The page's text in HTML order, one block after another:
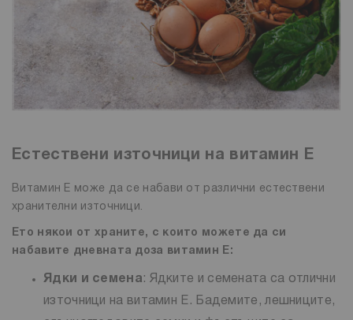
Естествени източници на витамин Е
Витамин Е може да се набави от различни естествени
хранителни източници.
Ето някои от храните, с които можете да си
набавите дневната доза витамин Е:
Ядки и семена : Ядките и семената са отлични
източници на витамин Е. Бадемите, лешниците,